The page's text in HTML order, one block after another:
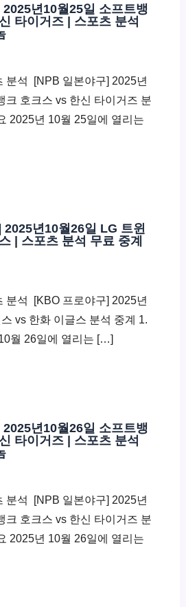
년10월25일 소프트뱅
타이거즈 | 스포츠 분석
분석 ​ [NPB 일본야구] 2025년
크 호크스 vs 한신 타이거즈 분
2025년 10월 25일에 열리는
년10월26일 LG 트윈
| 스포츠 분석 무료 중계
분석 ​ [KBO 프로야구] 2025년
vs 한화 이글스 분석 중계 1.
월 26일에 열리는 […]
년10월26일 소프트뱅
타이거즈 | 스포츠 분석
분석 ​ [NPB 일본야구] 2025년
크 호크스 vs 한신 타이거즈 분
2025년 10월 26일에 열리는